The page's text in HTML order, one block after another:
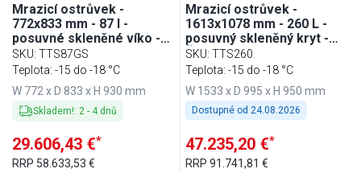
Mrazicí ostrůvek -
772x833 mm - 87 l -
posuvné skleněné víko -
černá
SKU: TTS87GS
Teplota: -15 do -18 °C
W 772 x D 833 x H 930 mm
Skladem!: 2 - 4 dnů
29.606,43 €*
RRP 58.633,53 €
Mrazicí ostrůvek -
1613x1078 mm - 260 L -
posuvný skleněný kryt -
Černá
SKU:TTS260
Teplota: -15 do -18 °C
W 1533 x D 995 x H 950 mm
Dostupné od 24.08.2026
47.235,20 €*
RRP91.741,81 €